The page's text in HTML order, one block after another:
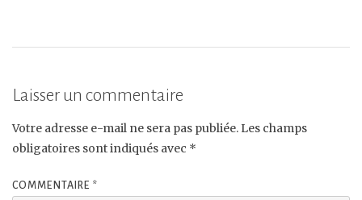
Laisser un commentaire
Votre adresse e-mail ne sera pas publiée. Les champs
obligatoires sont indiqués avec *
COMMENTAIRE *